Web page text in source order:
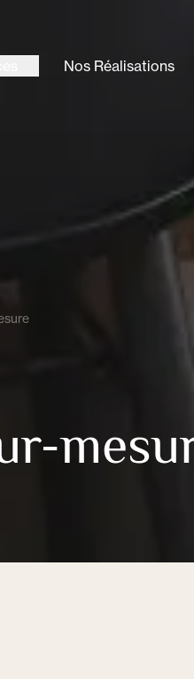
Nos Réalisations